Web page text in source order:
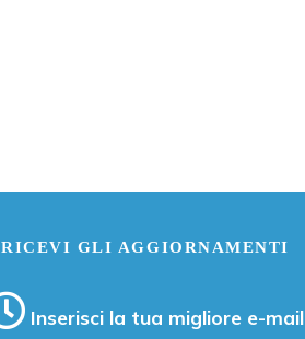
RICEVI GLI AGGIORNAMENTI
Inserisci la tua migliore e-mail